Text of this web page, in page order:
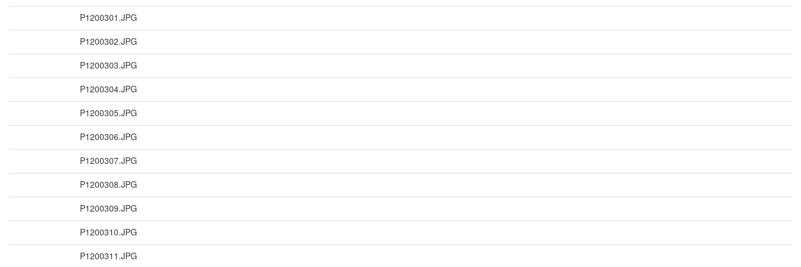
P1200301.JPG
P1200302.JPG
P1200303.JPG
P1200304.JPG
P1200305.JPG
P1200306.JPG
P1200307.JPG
P1200308.JPG
P1200309.JPG
P1200310.JPG
P1200311.JPG